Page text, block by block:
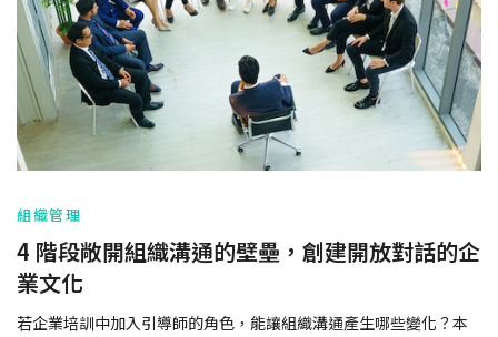
組織管理
4 階段敞開組織溝通的壁壘，創建開放對話的企
業文化
若企業培訓中加入引導師的角色，能讓組織溝通產生哪些變化？本